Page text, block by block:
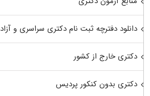
دانلود دفترچه ثبت نام دکتری سراسری و آزاد
دکتری خارج از کشور
دکتری بدون کنکور پردیس